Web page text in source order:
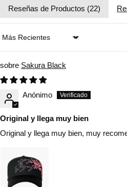
Reseñas de Productos (22)
Sort by
Sakura Black
Anónimo
Original y llega muy bien
Original y llega muy bien, muy